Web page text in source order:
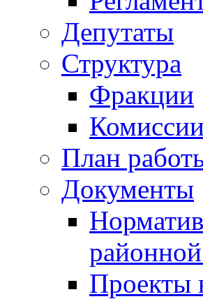
Депутаты
Структура
Фракции
Комиссии
План
Документы
Проекты